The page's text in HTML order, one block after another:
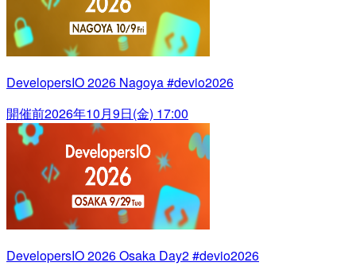
DevelopersIO 2026 Nagoya #devio2026
開催前2026年10月9日(金) 17:00
DevelopersIO 2026 Osaka Day2 #devio2026